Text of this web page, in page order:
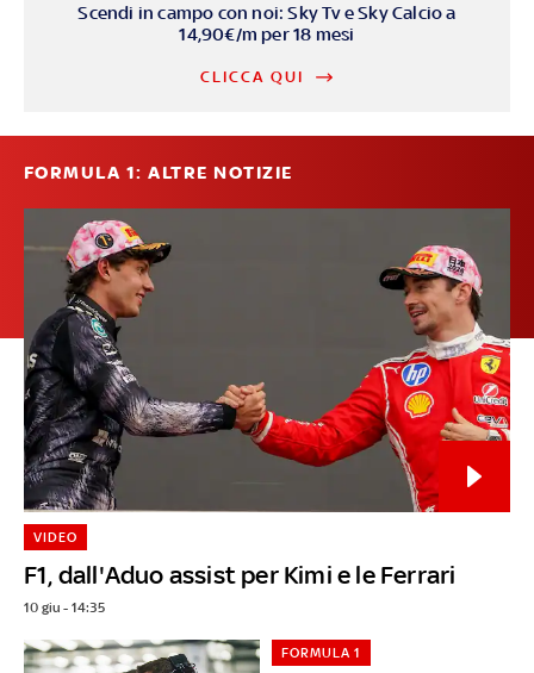
Scendi in campo con noi: Sky Tv e Sky Calcio a
14,90€/m per 18 mesi
CLICCA QUI
FORMULA 1: ALTRE NOTIZIE
F1, dall'Aduo assist per Kimi e le Ferrari
VIDEO
10 giu - 14:35
FORMULA 1